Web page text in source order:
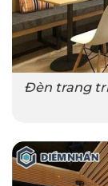
Đèn trang